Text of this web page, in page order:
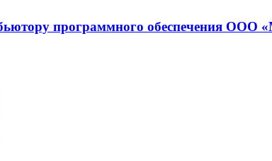
программного обеспечения ООО